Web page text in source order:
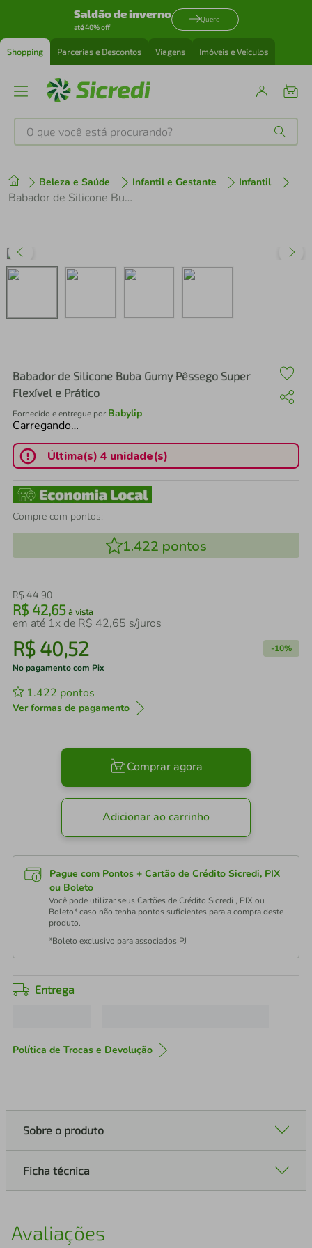
Saldão de inverno
até 40% off
Quero
Shopping Parcerias e Descontos Viagens Imóveis e Veículos
O que você está procurando?
Beleza e Saúde Infantil e Gestante Infantil
Babador de Silicone Buba Gumy Pêssego Super Flexível e Prático
Babador de Silicone Buba Gumy Pêssego Super
Flexível e Prático
Fornecido e entregue por Babylip
Carregando…
Última(s) 4 unidade(s)
Compre com pontos:
1.422 pontos
R$44,90
R$ 42,65 à vista
em até 1x de R$ 42,65 s/juros
R$ 40,52 -10%
No pagamento com Pix
1.422 pontos
Ver formas de pagamento
Comprar agora
Adicionar ao carrinho
Pague com Pontos + Cartão de Crédito Sicredi, PIX
ou Boleto
Você pode utilizar seus Cartões de Crédito Sicredi , PIX ou
Boleto* caso não tenha pontos suficientes para a compra deste
produto.
*Boleto exclusivo para associados PJ
Entrega
Política de Trocas e Devolução
Sobre o produto
Ficha técnica
Avaliações
1º tenis
perfume